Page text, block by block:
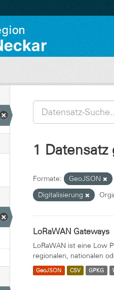
1
Formate: GeoJSON
Digitalisierung
LoRaWAN Gateways
LoRaWAN ist eine Low
regionalen, nationalen
GeoJSON CSV GPKG